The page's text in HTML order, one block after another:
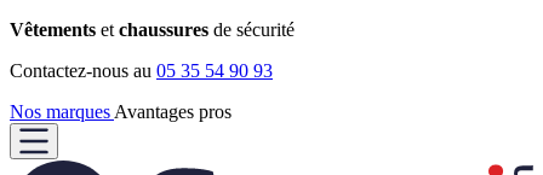
Vêtements et chaussures de sécurité
Contactez-nous au 05 35 54 90 93
Nos marques Avantages pros